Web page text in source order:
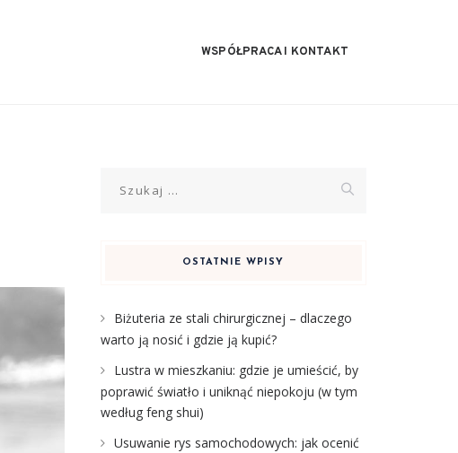
WSPÓŁPRACA I KONTAKT
OSTATNIE WPISY
Biżuteria ze stali chirurgicznej – dlaczego
warto ją nosić i gdzie ją kupić?
Lustra w mieszkaniu: gdzie je umieścić, by
poprawić światło i uniknąć niepokoju (w tym
według feng shui)
Usuwanie rys samochodowych: jak ocenić